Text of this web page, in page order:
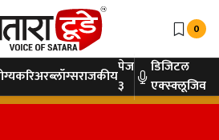
0
करिअरब्लॉग्सराजकीयपेज
३
डिजिटल
एक्स्क्लूजिव